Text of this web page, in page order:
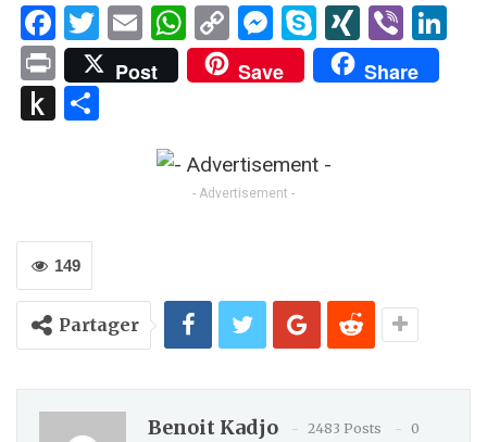
Facebook
Twitter
EmailWhatsApp
Copy
Link
Messenger
SkypeXING
Viber
PrintPost Save Share
Push
- Advertisement -
149
Partager
Benoit Kadjo 2483 Posts
0